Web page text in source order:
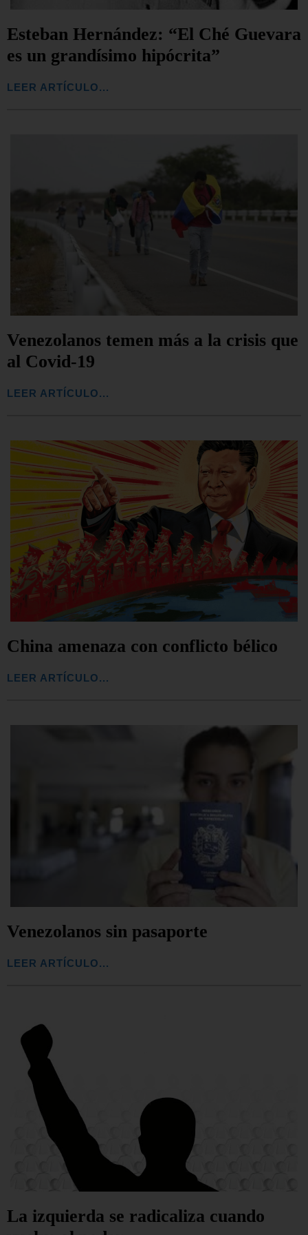
Esteban Hernández: “El Ché Guevara
es un grandísimo hipócrita”
LEER ARTÍCULO...
Venezolanos temen más a la crisis que
al Covid-19
LEER ARTÍCULO...
China amenaza con conflicto bélico
LEER ARTÍCULO...
Venezolanos sin pasaporte
LEER ARTÍCULO...
La izquierda se radicaliza cuando